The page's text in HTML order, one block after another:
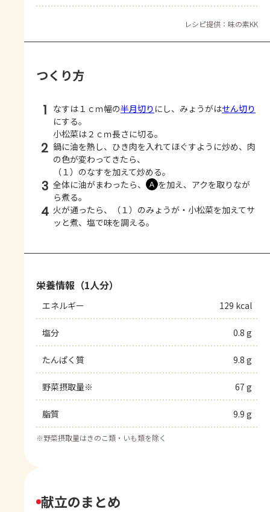
レシピ提供：味の素KK
つくり方
1 なすは１ｃｍ幅の半月切り にし、みょうがはせん切り
にする。
小松菜は２ｃｍ長さに切る。
2 鍋に油を熱し、ひき肉を入れてほぐすように炒め、肉
の色が変わってきたら、
（１）のなすを加えて炒める。
3 全体に油がまわったら、 Ａ を加え、アクを取りなが
ら煮る。
4 火が通ったら、（１）のみょうが・小松菜を加えてサ
ッと煮、塩で味を調える。
栄養情報（1人分）
エネルギー 129 kcal
塩分 0.8 g
たんぱく質 9.8 g
野菜摂取量※ 67 g
脂質 9.9 g
※野菜摂取量はきのこ類・いも類を除く
献立のまとめ